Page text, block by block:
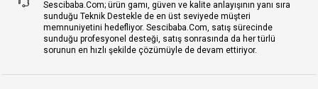
Sescibaba.Com; ürün gamı, güven ve kalite anlayışının yanı sıra
sunduğu Teknik Destekle de en üst seviyede müşteri
memnuniyetini hedefliyor. Sescibaba.Com, satış sürecinde
sunduğu profesyonel desteği, satış sonrasında da her türlü
sorunun en hızlı şekilde çözümüyle de devam ettiriyor.